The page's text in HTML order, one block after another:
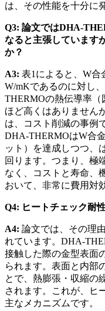
は、その性能を十分に
Q3: 論文ではDHA-
なると主張しています
か？
A3: 表1によると、W合
W/mKであるのに対し
THERMOの熱伝導率（
ほど高くはありません
は、コスト削減の事例
DHA-THERMOはW合
ット）を達成しつつ、
回ります。つまり、極
なく、コストと寿命、
おいて、非常に費用対
Q4: ヒートチェック耐
A4: 論文では、その理
れています。DHA-
接触した際の金型表面
られます。表面と内部
とで、熱膨張・収縮の
されます。これが、ヒ
主なメカニズムです。